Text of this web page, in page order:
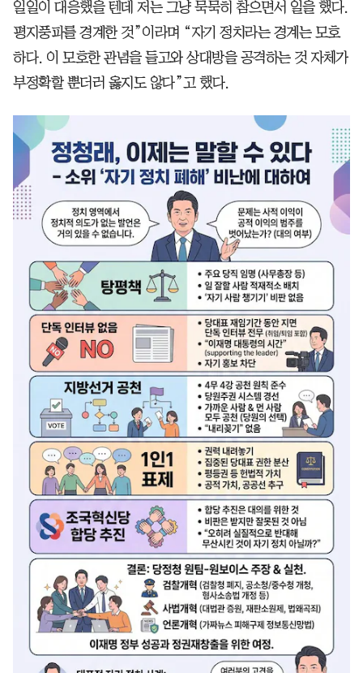
일일이 대응했을 텐데 저는 그냥 묵묵히 참으면서 일을 했다.
평지풍파를 경계한 것”이라며 “자기 정치라는 경계는 모호
하다. 이 모호한 관념을 들고와 상대방을 공격하는 것 자체가
부정확할 뿐더러 옳지도 않다”고 했다.